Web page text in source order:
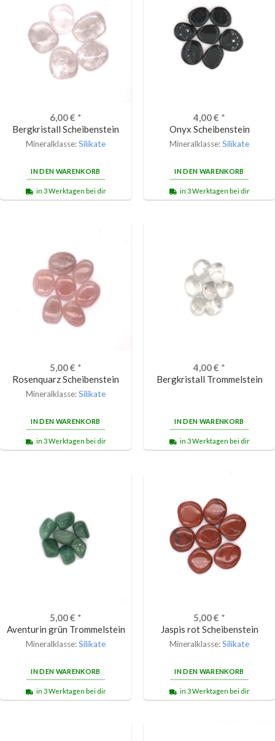
6,00€ *
Bergkristall Scheibenstein
Mineralklasse:Silikate
IN DEN WARENKORB
in 3 Werktagen bei dir
4,00€ *
Onyx Scheibenstein
Mineralklasse:Silikate
IN DEN WARENKORB
in 3 Werktagen bei dir
5,00€ *
Rosenquarz Scheibenstein
Mineralklasse:Silikate
IN DEN WARENKORB
in 3 Werktagen bei dir
4,00€ *
Bergkristall Trommelstein
IN DEN WARENKORB
in 3 Werktagen bei dir
5,00€ *
Aventurin grün Trommelstein
Mineralklasse:Silikate
IN DEN WARENKORB
in 3 Werktagen bei dir
5,00€ *
Jaspis rot Scheibenstein
Mineralklasse:Silikate
IN DEN WARENKORB
in 3 Werktagen bei dir